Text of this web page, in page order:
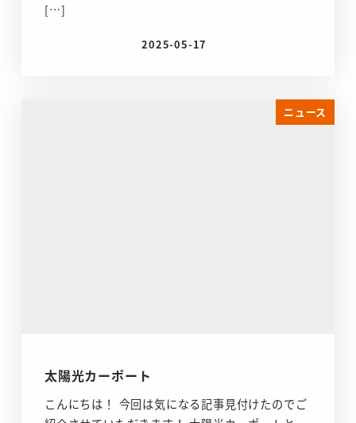
[…]
投稿日
2025-05-17
ニュース
太陽光カーポート
こんにちは！ 今回は気になる記事見付けたのでご